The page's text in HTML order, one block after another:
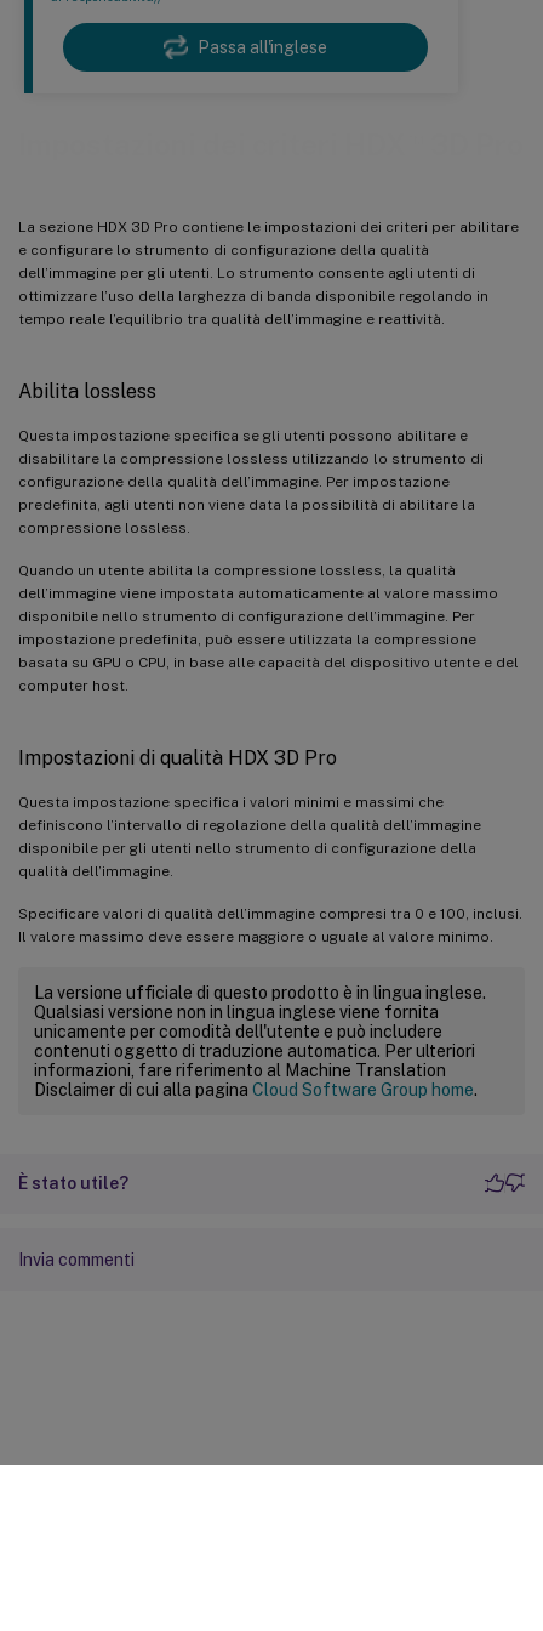
Passa all'inglese
La sezione HDX 3D Pro contiene le impostazioni dei criteri per abilitare
e configurare lo strumento di configurazione della qualità
dell’immagine per gli utenti. Lo strumento consente agli utenti di
ottimizzare l’uso della larghezza di banda disponibile regolando in
tempo reale l’equilibrio tra qualità dell’immagine e reattività.
Abilita lossless
Questa impostazione specifica se gli utenti possono abilitare e
disabilitare la compressione lossless utilizzando lo strumento di
configurazione della qualità dell’immagine. Per impostazione
predefinita, agli utenti non viene data la possibilità di abilitare la
compressione lossless.
Quando un utente abilita la compressione lossless, la qualità
dell’immagine viene impostata automaticamente al valore massimo
disponibile nello strumento di configurazione dell’immagine. Per
impostazione predefinita, può essere utilizzata la compressione
basata su GPU o CPU, in base alle capacità del dispositivo utente e del
computer host.
Impostazioni di qualità HDX 3D Pro
Questa impostazione specifica i valori minimi e massimi che
definiscono l’intervallo di regolazione della qualità dell’immagine
disponibile per gli utenti nello strumento di configurazione della
qualità dell’immagine.
Specificare valori di qualità dell’immagine compresi tra 0 e 100, inclusi.
Il valore massimo deve essere maggiore o uguale al valore minimo.
La versione ufficiale di questo prodotto è in lingua inglese.
Qualsiasi versione non in lingua inglese viene fornita
unicamente per comodità dell'utente e può includere
contenuti oggetto di traduzione automatica. Per ulteriori
informazioni, fare riferimento al Machine Translation
Disclaimer di cui alla pagina Cloud Software Group home.
È stato utile?
Invia commenti